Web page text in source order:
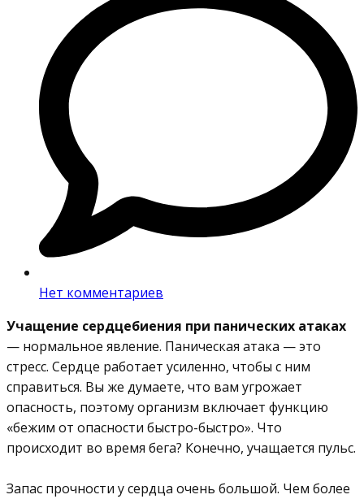
Нет комментариев
Учащение сердцебиения при панических атаках
— нормальное явление. Паническая атака — это
стресс. Сердце работает усиленно, чтобы с ним
справиться. Вы же думаете, что вам угрожает
опасность, поэтому организм включает функцию
«бежим от опасности быстро-быстро». Что
происходит во время бега? Конечно, учащается пульс.
Запас прочности у сердца очень большой. Чем более